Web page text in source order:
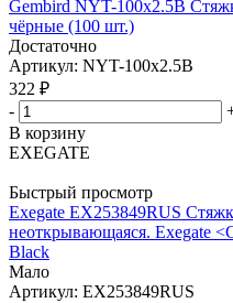
Gembird NYT-100x2.5B
чёрные (100 шт.)
Достаточно
Артикул: NYT-100x2.5B
322 ₽
-
В корзину
EXEGATE
Быстрый просмотр
Exegate EX253849RUS
неоткрывающаяся. Exegate
Black
Мало
Артикул: EX253849RUS